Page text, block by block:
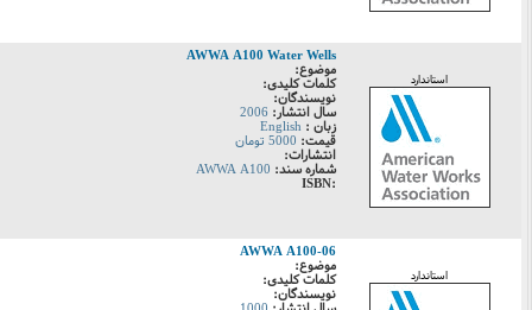
استاندارد
AWWA A100 Water Wells
موضوع:
کلمات کلیدی:
نویسندگان:
سال انتشار: 2006
زبان : English
قیمت: 5000 تومان
انتشارات:
شماره سند: AWWA A100
:ISBN
استاندارد
AWWA A100-06
موضوع:
کلمات کلیدی:
نویسندگان: